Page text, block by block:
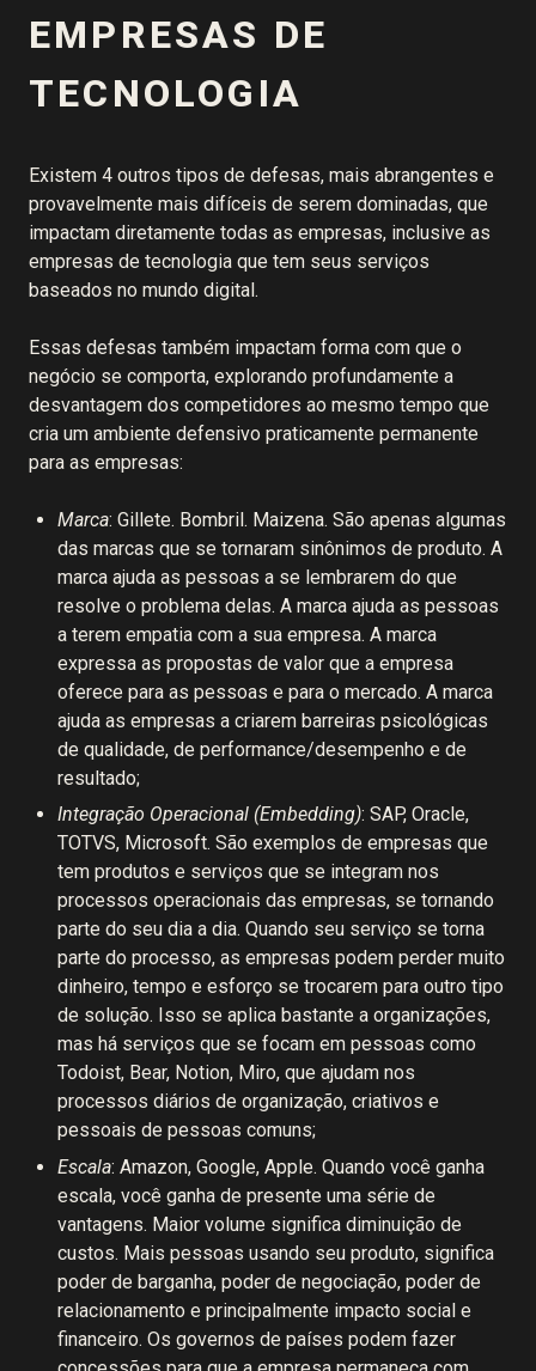
EMPRESAS DE
TECNOLOGIA
Existem 4 outros tipos de defesas, mais abrangentes e
provavelmente mais difíceis de serem dominadas, que
impactam diretamente todas as empresas, inclusive as
empresas de tecnologia que tem seus serviços
baseados no mundo digital.
Essas defesas também impactam forma com que o
negócio se comporta, explorando profundamente a
desvantagem dos competidores ao mesmo tempo que
cria um ambiente defensivo praticamente permanente
para as empresas:
Marca: Gillete. Bombril. Maizena. São apenas algumas
das marcas que se tornaram sinônimos de produto. A
marca ajuda as pessoas a se lembrarem do que
resolve o problema delas. A marca ajuda as pessoas
a terem empatia com a sua empresa. A marca
expressa as propostas de valor que a empresa
oferece para as pessoas e para o mercado. A marca
ajuda as empresas a criarem barreiras psicológicas
de qualidade, de performance/desempenho e de
resultado;
Integração Operacional (Embedding): SAP, Oracle,
TOTVS, Microsoft. São exemplos de empresas que
tem produtos e serviços que se integram nos
processos operacionais das empresas, se tornando
parte do seu dia a dia. Quando seu serviço se torna
parte do processo, as empresas podem perder muito
dinheiro, tempo e esforço se trocarem para outro tipo
de solução. Isso se aplica bastante a organizações,
mas há serviços que se focam em pessoas como
Todoist, Bear, Notion, Miro, que ajudam nos
processos diários de organização, criativos e
pessoais de pessoas comuns;
Escala: Amazon, Google, Apple. Quando você ganha
escala, você ganha de presente uma série de
vantagens. Maior volume significa diminuição de
custos. Mais pessoas usando seu produto, significa
poder de barganha, poder de negociação, poder de
relacionamento e principalmente impacto social e
financeiro. Os governos de países podem fazer